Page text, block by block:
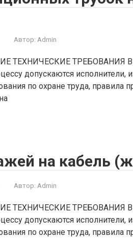
Автор: Admin
ТЕХНИЧЕСКИЕ ТРЕБОВАНИЯ
допускаются исполнители,
по охране труда, правила
на кабель
Автор: Admin
ТЕХНИЧЕСКИЕ ТРЕБОВАНИЯ
допускаются исполнители,
по охране труда, правила